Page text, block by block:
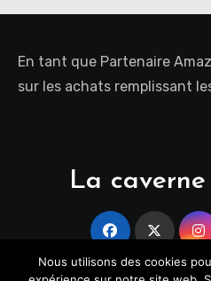
En tant que Partenaire
sur les achats remplissant
La
Nous utilisons des cookies